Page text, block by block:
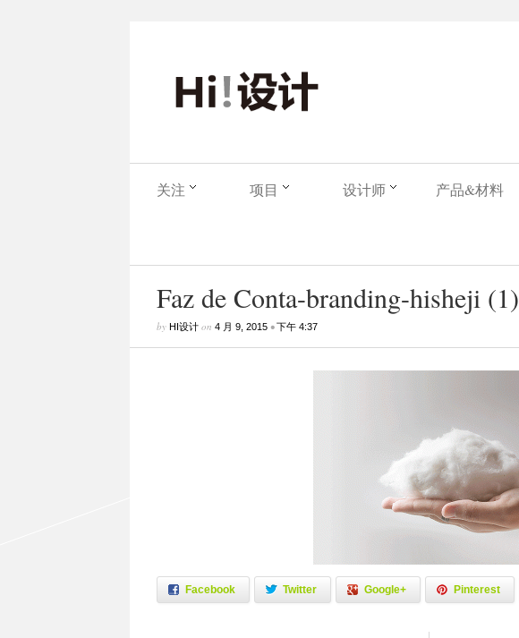
关注 项目 设计师 产品&材料
Faz de Conta-branding-hisheji (1)
by HI设计on 4 月 9, 2015•下午 4:37
Facebook Twitter Google+ Pinterest